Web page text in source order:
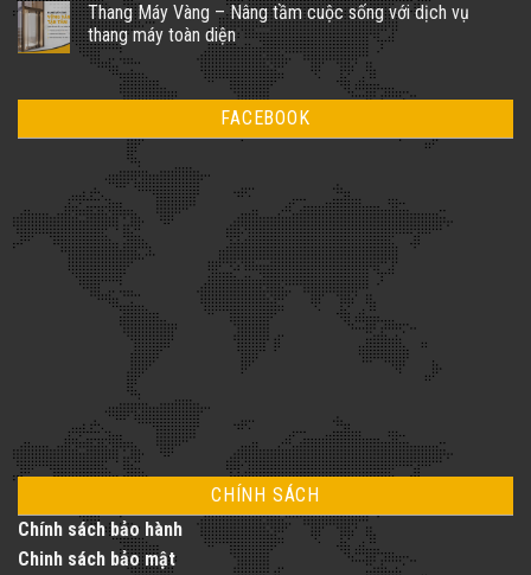
Thang Máy Vàng – Nâng tầm cuộc sống với dịch vụ
thang máy toàn diện
FACEBOOK
CHÍNH SÁCH
Chính sách bảo hành
Chinh sách bảo mật